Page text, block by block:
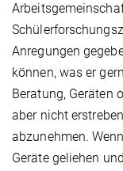
Anregungen
können, was er
Beratung, Geräten
aber nicht
abzunehmen.
Geräte geliehen